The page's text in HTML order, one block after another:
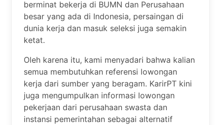
berminat bekerja di BUMN dan Perusahaan
besar yang ada di Indonesia, persaingan di
dunia kerja dan masuk seleksi juga semakin
ketat.
Oleh karena itu, kami menyadari bahwa kalian
semua membutuhkan referensi lowongan
kerja dari sumber yang beragam. KarirPT kini
juga mengumpulkan informasi lowongan
pekerjaan dari perusahaan swasta dan
instansi pemerintahan sebagai alternatif